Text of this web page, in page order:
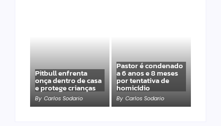
Pitbull enfrenta
onça dentro de casa
e protege crianças
By Carlos Sodario
Pastor é condenado
a 6 anos e 8 meses
por tentativa de
homicídio
By Carlos Sodario